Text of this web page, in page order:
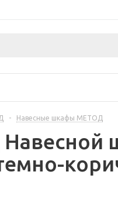
- Навесные шкафы МЕТОД